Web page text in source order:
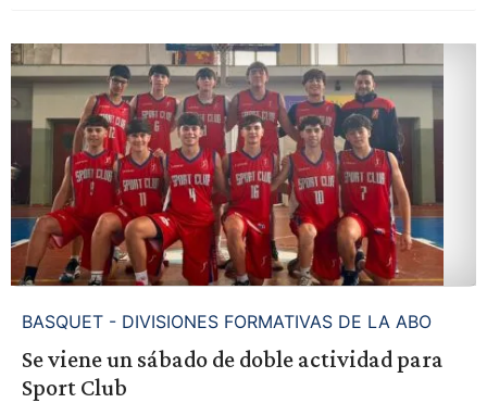
BASQUET - DIVISIONES FORMATIVAS DE LA ABO
Se viene un sábado de doble actividad para
Sport Club